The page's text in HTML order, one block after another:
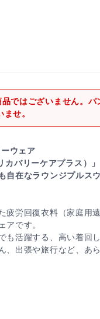
ではございません。
せ。
ウェア
カバリーケアプラス）」
自在なラウンジプルス
疲労回復衣料（家庭用
アです。
も活躍する、高い着回
、出張や旅行など、あ